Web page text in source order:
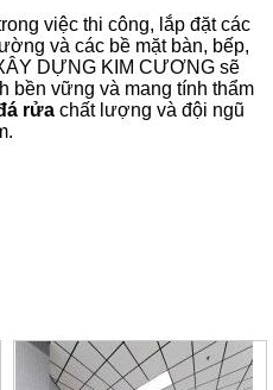
việc thi công, lắp đặt các
và các bề mặt bàn, bếp,
DỰNG KIM CƯƠNG sẽ
bền vững và mang tính thẩm
rửa chất lượng và đội ngũ